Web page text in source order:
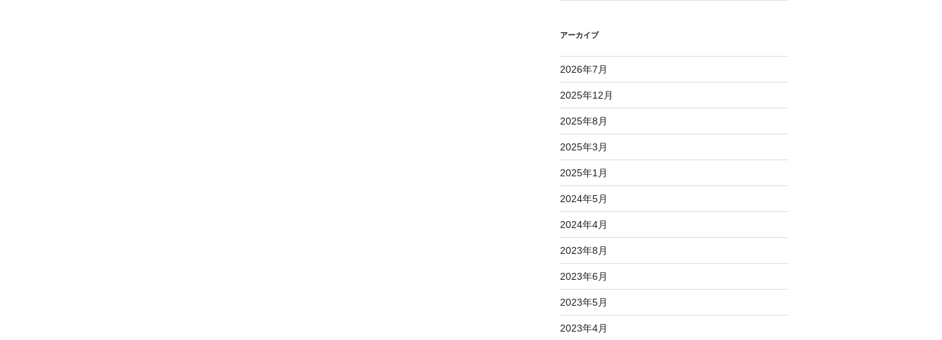
アーカイブ
2026年7月
2025年12月
2025年8月
2025年3月
2025年1月
2024年5月
2024年4月
2023年8月
2023年6月
2023年5月
2023年4月